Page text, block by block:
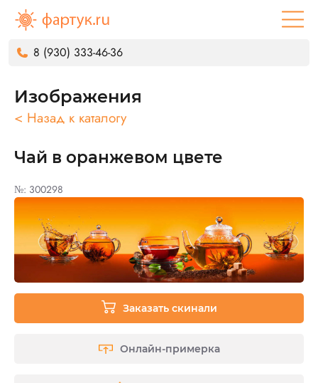
8 (930) 333-46-36
Изображения
< Назад к каталогу
Чай в оранжевом цвете
№: 300298
Заказать скинали
Онлайн-примерка